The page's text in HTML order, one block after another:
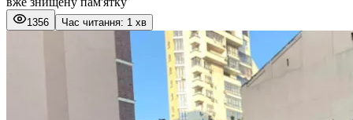
1356 Час читання: 1 хв